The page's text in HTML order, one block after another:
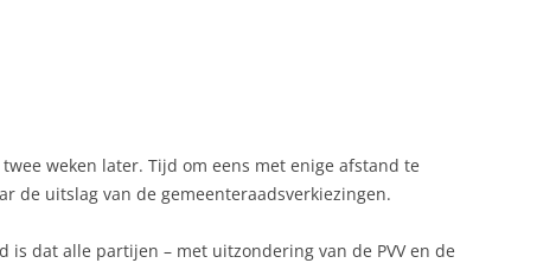
weken later. Tijd om eens met enige afstand te
de uitslag van de gemeenteraadsverkiezingen.
is dat alle partijen – met uitzondering van de PVV en de